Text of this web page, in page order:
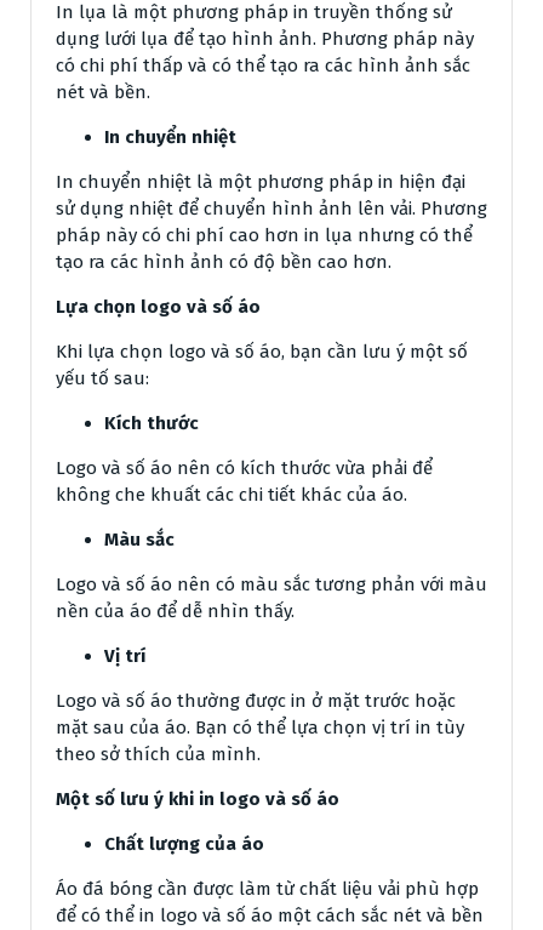
In lụa là một phương pháp in truyền thống sử
dụng lưới lụa để tạo hình ảnh. Phương pháp này
có chi phí thấp và có thể tạo ra các hình ảnh sắc
nét và bền.
In chuyển nhiệt
In chuyển nhiệt là một phương pháp in hiện đại
sử dụng nhiệt để chuyển hình ảnh lên vải. Phương
pháp này có chi phí cao hơn in lụa nhưng có thể
tạo ra các hình ảnh có độ bền cao hơn.
Lựa chọn logo và số áo
Khi lựa chọn logo và số áo, bạn cần lưu ý một số
yếu tố sau:
Kích thước
Logo và số áo nên có kích thước vừa phải để
không che khuất các chi tiết khác của áo.
Màu sắc
Logo và số áo nên có màu sắc tương phản với màu
nền của áo để dễ nhìn thấy.
Vị trí
Logo và số áo thường được in ở mặt trước hoặc
mặt sau của áo. Bạn có thể lựa chọn vị trí in tùy
theo sở thích của mình.
Một số lưu ý khi in logo và số áo
Chất lượng của áo
Áo đá bóng cần được làm từ chất liệu vải phù hợp
để có thể in logo và số áo một cách sắc nét và bền